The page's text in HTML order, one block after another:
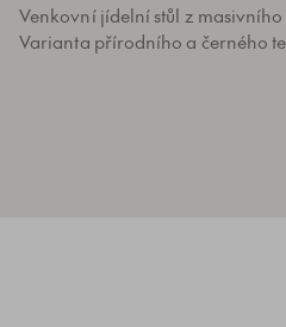
Venkovní jídelní stůl z
Varianta přírodního a černého